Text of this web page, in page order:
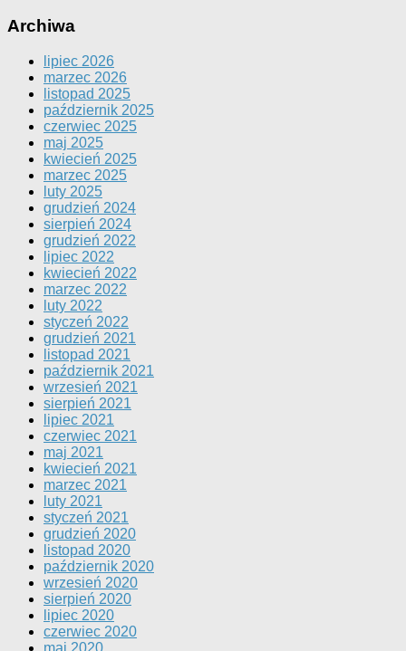
Archiwa
lipiec 2026
marzec 2026
listopad 2025
październik 2025
czerwiec 2025
maj 2025
kwiecień 2025
marzec 2025
luty 2025
grudzień 2024
sierpień 2024
grudzień 2022
lipiec 2022
kwiecień 2022
marzec 2022
luty 2022
styczeń 2022
grudzień 2021
listopad 2021
październik 2021
wrzesień 2021
sierpień 2021
lipiec 2021
czerwiec 2021
maj 2021
kwiecień 2021
marzec 2021
luty 2021
styczeń 2021
grudzień 2020
listopad 2020
październik 2020
wrzesień 2020
sierpień 2020
lipiec 2020
czerwiec 2020
maj 2020